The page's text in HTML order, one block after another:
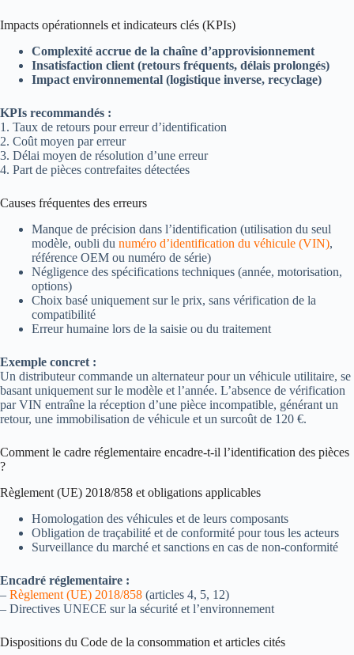
Impacts opérationnels et indicateurs clés (KPIs)
Complexité accrue de la chaîne d’approvisionnement
Insatisfaction client (retours fréquents, délais prolongés)
Impact environnemental (logistique inverse, recyclage)
KPIs recommandés :
1. Taux de retours pour erreur d’identification
2. Coût moyen par erreur
3. Délai moyen de résolution d’une erreur
4. Part de pièces contrefaites détectées
Causes fréquentes des erreurs
Manque de précision dans l’identification (utilisation du seul
modèle, oubli du numéro d’identification du véhicule (VIN),
référence OEM ou numéro de série)
Négligence des spécifications techniques (année, motorisation,
options)
Choix basé uniquement sur le prix, sans vérification de la
compatibilité
Erreur humaine lors de la saisie ou du traitement
Exemple concret :
Un distributeur commande un alternateur pour un véhicule utilitaire, se
basant uniquement sur le modèle et l’année. L’absence de vérification
par VIN entraîne la réception d’une pièce incompatible, générant un
retour, une immobilisation de véhicule et un surcoût de 120 €.
Comment le cadre réglementaire encadre-t-il l’identification des pièces
?
Règlement (UE) 2018/858 et obligations applicables
Homologation des véhicules et de leurs composants
Obligation de traçabilité et de conformité pour tous les acteurs
Surveillance du marché et sanctions en cas de non-conformité
Encadré réglementaire :
– Règlement (UE) 2018/858 (articles 4, 5, 12)
– Directives UNECE sur la sécurité et l’environnement
Dispositions du Code de la consommation et articles cités